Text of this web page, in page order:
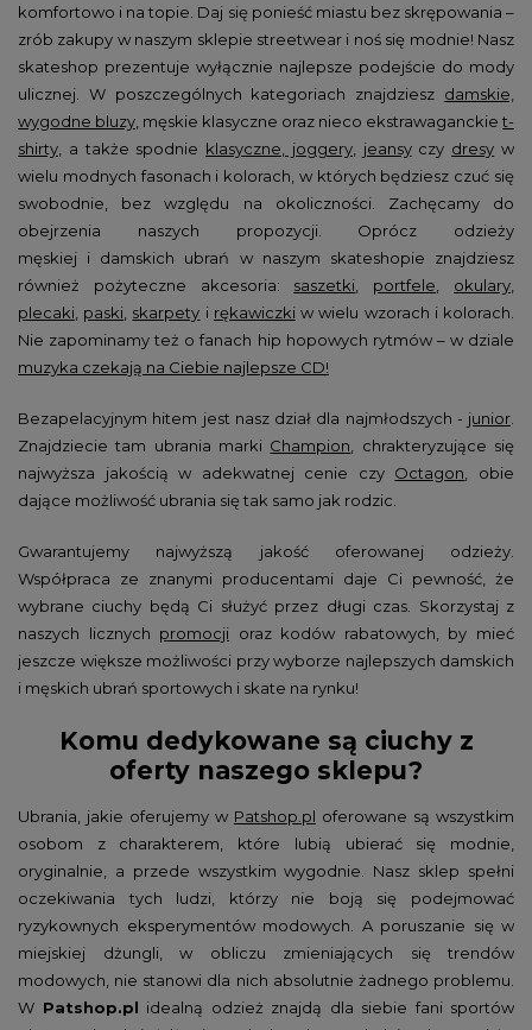
komfortowo i na topie. Daj się ponieść miastu bez skrępowania –
zrób zakupy w naszym sklepie streetwear i noś się modnie! Nasz
skateshop prezentuje wyłącznie najlepsze podejście do mody
ulicznej. W poszczególnych kategoriach znajdziesz damskie,
wygodne bluzy , męskie klasyczne oraz nieco ekstrawaganckie t-
shirty , a także spodnie klasyczne, joggery, jeansyczy dresy w
wielu modnych fasonach i kolorach, w których będziesz czuć się
swobodnie, bez względu na okoliczności. Zachęcamy do
obejrzenia naszych propozycji. Oprócz odzieży
męskiej i damskich ubrań w naszym skateshopie znajdziesz
również pożyteczne akcesoria: saszetki portfele okulary
plecaki paski skarpety i rękawiczkiw wielu wzorach i kolorach.
Nie zapominamy też o fanach hip hopowych rytmów – w dziale
muzyka czekają na Ciebie najlepsze CD!
Bezapelacyjnym hitem jest nasz dział dla najmłodszych - junior
Znajdziecie tam ubrania marki Champion , chrakteryzujące się
najwyższa jakością w adekwatnej cenie czy Octagon , obie
dające możliwość ubrania się tak samo jak rodzic.
Gwarantujemy najwyższą jakość oferowanej odzieży.
Współpraca ze znanymi producentami daje Ci pewność, że
wybrane ciuchy będą Ci służyć przez długi czas. Skorzystaj z
naszych licznych promocji oraz kodów rabatowych, by mieć
jeszcze większe możliwości przy wyborze najlepszych damskich
i męskich ubrań sportowych i skate na rynku!
Komu dedykowane są ciuchy z
oferty naszego sklepu?
Ubrania, jakie oferujemy w Patshop.pl oferowane są wszystkim
osobom z charakterem, które lubią ubierać się modnie,
oryginalnie, a przede wszystkim wygodnie. Nasz sklep spełni
oczekiwania tych ludzi, którzy nie boją się podejmować
ryzykownych eksperymentów modowych. A poruszanie się w
miejskiej dżungli, w obliczu zmieniających się trendów
modowych, nie stanowi dla nich absolutnie żadnego problemu.
W Patshop.pl idealną odzież znajdą dla siebie fani sportów